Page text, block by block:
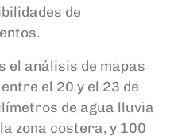
de
el análisis de mapas
el 20 y el 23 de
de agua lluvia
zona costera, y 100